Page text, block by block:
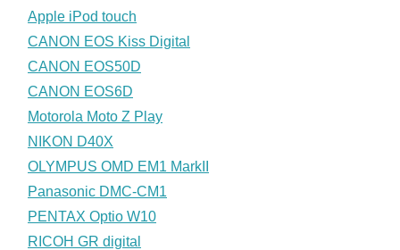
Apple iPod touch
CANON EOS Kiss Digital
CANON EOS50D
CANON EOS6D
Motorola Moto Z Play
NIKON D40X
OLYMPUS OMD EM1 MarkII
Panasonic DMC-CM1
PENTAX Optio W10
RICOH GR digital